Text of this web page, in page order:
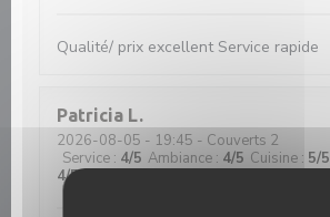
Qualité/ prix excellent Service rapide
Patricia L
2026-08-05 - 19:45 - Couverts 2
Service : 4/5 Ambiance : 4/5 Cuisine : 5/5
4/5